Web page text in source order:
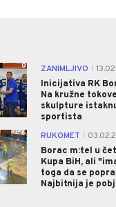
0 ZANIMLJIVO
Inicijativa RK
Na kružne
skulpture
sportista
6 RUKOMET
Borac m:tel u
Kupa BiH, ali
toga da se
Najbitnija je